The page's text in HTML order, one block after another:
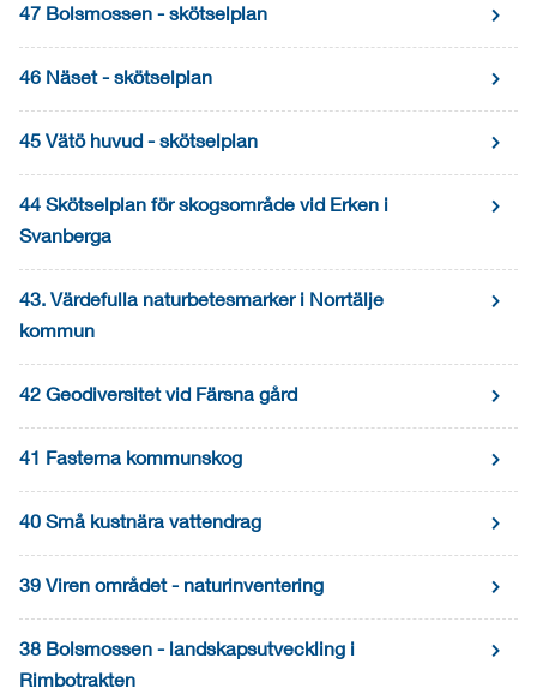
47 Bolsmossen - skötselplan
46 Näset - skötselplan
45 Vätö huvud - skötselplan
44 Skötselplan för skogsområde vid Erken i
Svanberga
43. Värdefulla naturbetesmarker i Norrtälje
kommun
42 Geodiversitet vid Färsna gård
41 Fasterna kommunskog
40 Små kustnära vattendrag
39 Viren området - naturinventering
38 Bolsmossen - landskapsutveckling i
Rimbotrakten